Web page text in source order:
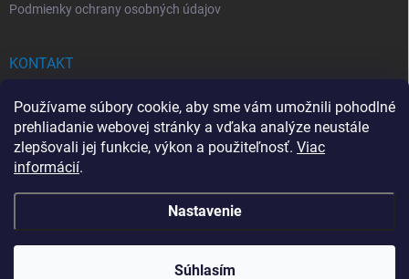
Používame súbory cookie, aby sme vám umožnili pohodlné
prehliadanie webovej stránky a vďaka analýze neustále
zlepšovali jej funkcie, výkon a použiteľnosť. Viac
informácií.
Nastavenie
Súhlasím
Podmienky ochrany osobných údajov
KONTAKT
info@drogerkovo.sk
Copyright 2026Drogerkovo. Všetky práva vyhradené.Upraviť nastavenie
cookies